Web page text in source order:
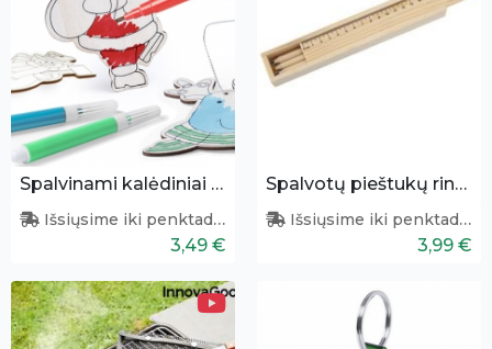
Spalvinami kalėdiniai papuošimai 3 vnt.
Išsiųsime iki penktadienio
3,49 €
Spalvotų pieštukų rinkinys su liniuote
Išsiųsime iki penktadienio
3,99 €